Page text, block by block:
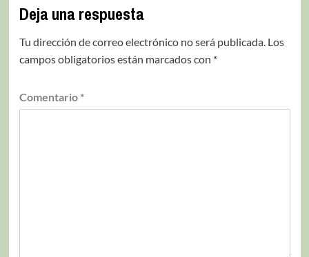
Deja una respuesta
Tu dirección de correo electrónico no será publicada. Los
campos obligatorios están marcados con *
Comentario *